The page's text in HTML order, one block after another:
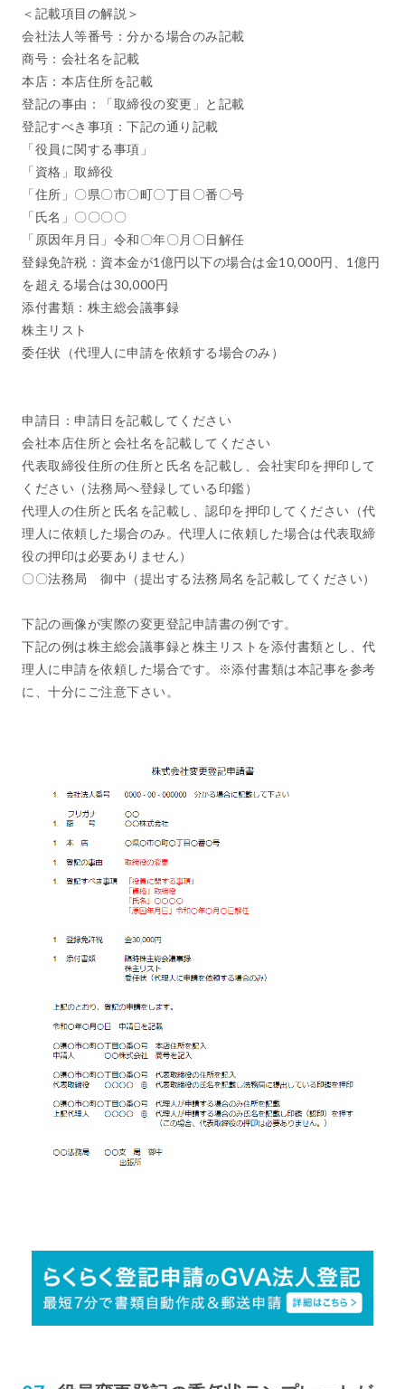
＜記載項目の解説＞
会社法人等番号：分かる場合のみ記載
商号：会社名を記載
本店：本店住所を記載
登記の事由：「取締役の変更」と記載
登記すべき事項：下記の通り記載
「役員に関する事項」
「資格」取締役
「住所」〇県〇市〇町〇丁目〇番〇号
「氏名」〇〇〇〇
「原因年月日」令和〇年〇月〇日解任
登録免許税：資本金が1億円以下の場合は金10,000円、1億円
を超える場合は30,000円
添付書類：株主総会議事録
株主リスト
委任状（代理人に申請を依頼する場合のみ）
申請日：申請日を記載してください
会社本店住所と会社名を記載してください
代表取締役住所の住所と氏名を記載し、会社実印を押印して
ください（法務局へ登録している印鑑）
代理人の住所と氏名を記載し、認印を押印してください（代
理人に依頼した場合のみ。代理人に依頼した場合は代表取締
役の押印は必要ありません）
〇〇法務局 御中（提出する法務局名を記載してください）
下記の画像が実際の変更登記申請書の例です。
下記の例は株主総会議事録と株主リストを添付書類とし、代
理人に申請を依頼した場合です。※添付書類は本記事を参考
に、十分にご注意下さい。